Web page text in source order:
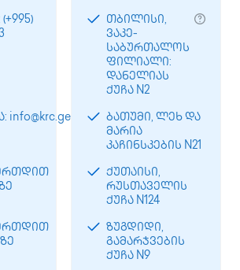
თბილისი,
ვაკე-
საბურთალოს
ფილიალი:
დანელიას
ქუჩა N2
ბათუმი, ლეხ და
მარია
კაჩინსკების N21
ქუთაისი,
რუსთაველის
ქუჩა N124
ზუგდიდი,
გამარჯვების
ქუჩა N9